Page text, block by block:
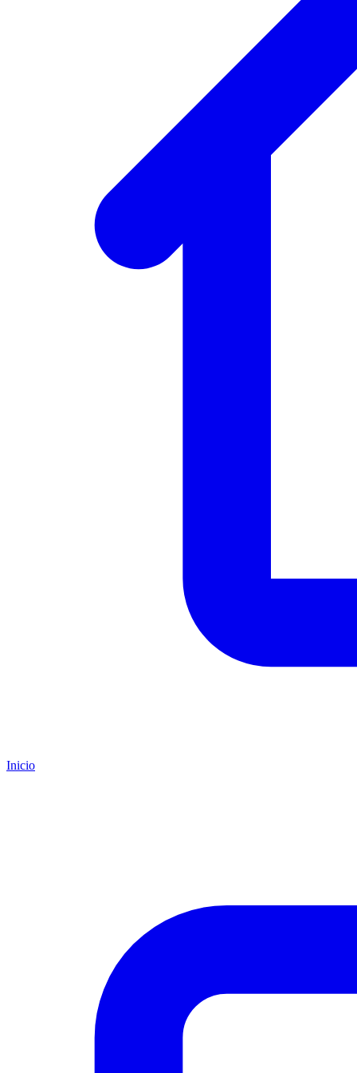
Inicio